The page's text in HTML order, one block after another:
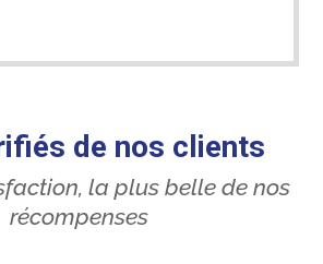
de nos clients
la plus belle de nos
récompenses